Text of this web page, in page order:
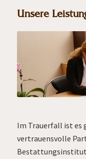
Unsere
Im Trauerfall ist es
vertrauensvolle
Bestattungsinstitut